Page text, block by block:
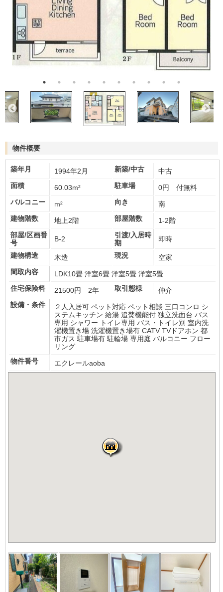
物件概要
築年月 1994年2月 新築/中古
中古
面積
60.03m² 駐車場
0円 付無料
バルコニー
m² 向き
南
建物階数
地上2階 部屋階数
1-2階
部屋/区画番
号
B-2
引渡/入居時
期
即時
建物構造 木造 現況
空家
間取内容
LDK10畳 洋室6畳 洋室5畳 洋室5畳
住宅保険料
21500円 2年 取引態様
仲介
設備・条件
２人入居可 ペット対応 ペット相談 三口コンロ シ
ステムキッチン 給湯 追焚機能付 独立洗面台 バス
専用 シャワー トイレ専用 バス・トイレ別 室内洗
濯機置き場 洗濯機置き場有 CATV TVドアホン 都
市ガス 駐車場有 駐輪場 専用庭 バルコニー フロー
リング
物件番号
エクレールaoba